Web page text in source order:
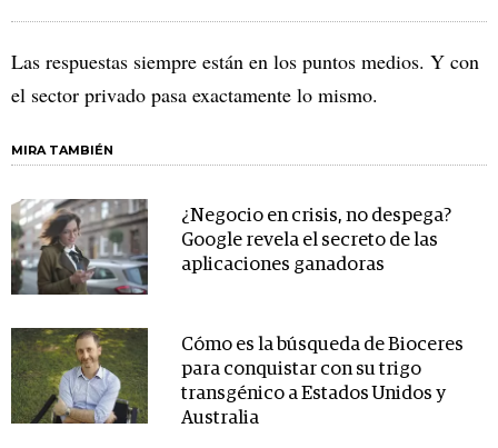
Las respuestas siempre están en los puntos medios. Y con
el sector privado pasa exactamente lo mismo.
MIRA TAMBIÉN
¿Negocio en crisis, no despega?
Google revela el secreto de las
aplicaciones ganadoras
Cómo es la búsqueda de Bioceres
para conquistar con su trigo
transgénico a Estados Unidos y
Australia